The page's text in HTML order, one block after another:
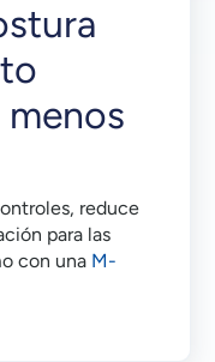
reduce
para las
con una M-